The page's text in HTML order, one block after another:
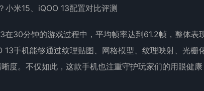
30分钟的游戏过程中，平均帧率达到61.2帧，整体表
手机能够通过纹理贴图、网格模型、纹理映射、光栅
度。不仅如此，这款手机也注重守护玩家们的用眼健